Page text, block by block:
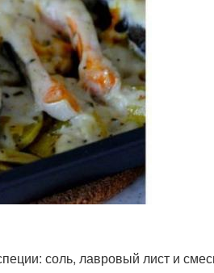
соль, лавровый лист и